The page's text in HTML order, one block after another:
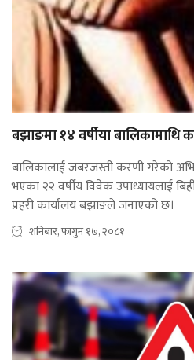
बझाङमा १४ वर्षीया बालिकामाथि
बालिकालाई जबरजस्ती करणी गरेको
भएका २२ वर्षीय विवेक उपाध्यायलाई
प्रहरी कार्यालय बझाङले जनाएको छ।
शनिबार, फागुन १७, २०८१